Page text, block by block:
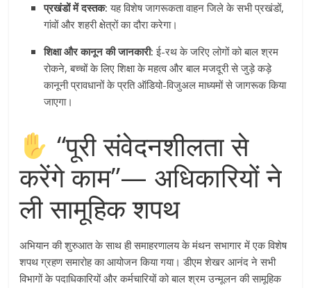
प्रखंडों में दस्तक: यह विशेष जागरूकता वाहन जिले के सभी प्रखंडों,
गांवों और शहरी क्षेत्रों का दौरा करेगा।
शिक्षा और कानून की जानकारी: ई-रथ के जरिए लोगों को बाल श्रम
रोकने, बच्चों के लिए शिक्षा के महत्व और बाल मजदूरी से जुड़े कड़े
कानूनी प्रावधानों के प्रति ऑडियो-विजुअल माध्यमों से जागरूक किया
जाएगा।
“पूरी संवेदनशीलता से
करेंगे काम”— अधिकारियों ने
ली सामूहिक शपथ
अभियान की शुरुआत के साथ ही समाहरणालय के मंथन सभागार में एक विशेष
शपथ ग्रहण समारोह का आयोजन किया गया। डीएम शेखर आनंद ने सभी
विभागों के पदाधिकारियों और कर्मचारियों को बाल श्रम उन्मूलन की सामूहिक